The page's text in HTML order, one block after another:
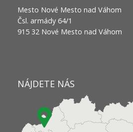
Mesto Nové Mesto nad Váhom
Čsl. armády 64/1
915 32 Nové Mesto nad Váhom
NÁJDETE NÁS